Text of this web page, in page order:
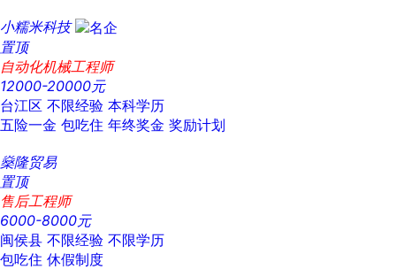
小糯米科技
置顶
自动化机械工程师
12000-20000元
台江区 不限经验 本科学历
五险一金 包吃住 年终奖金 奖励计划
燊隆贸易
置顶
售后工程师
6000-8000元
闽侯县 不限经验 不限学历
包吃住 休假制度